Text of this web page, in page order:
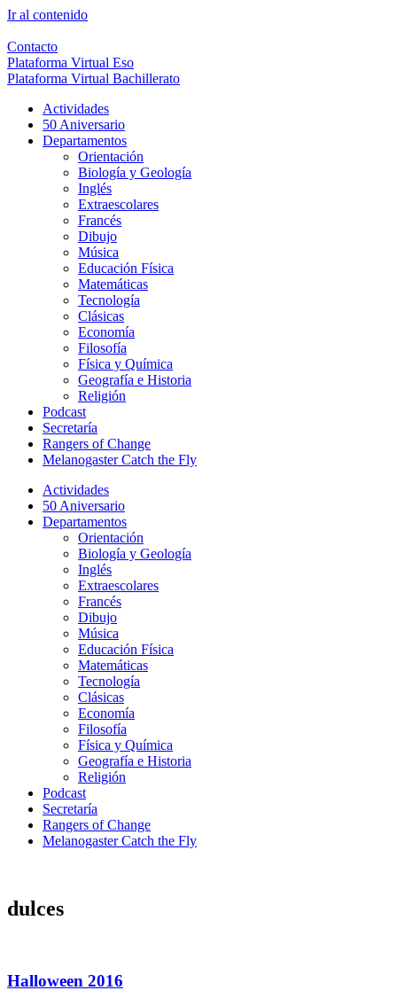
Ir al contenido
Contacto
Plataforma Virtual Eso
Plataforma Virtual Bachillerato
Actividades
50 Aniversario
Departamentos
Orientación
Biología y Geología
Inglés
Extraescolares
Francés
Dibujo
Música
Educación Física
Matemáticas
Tecnología
Clásicas
Economía
Filosofía
Física y Química
Geografía e Historia
Religión
Podcast
Secretaría
Rangers of Change
Melanogaster Catch the Fly
Actividades
50 Aniversario
Departamentos
Orientación
Biología y Geología
Inglés
Extraescolares
Francés
Dibujo
Música
Educación Física
Matemáticas
Tecnología
Clásicas
Economía
Filosofía
Física y Química
Geografía e Historia
Religión
Podcast
Secretaría
Rangers of Change
Melanogaster Catch the Fly
dulces
Halloween 2016